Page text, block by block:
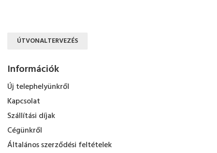
ÚTVONALTERVEZÉS
Információk
Új telephelyünkről
Kapcsolat
Szállítási díjak
Cégünkről
Általános szerződési feltételek